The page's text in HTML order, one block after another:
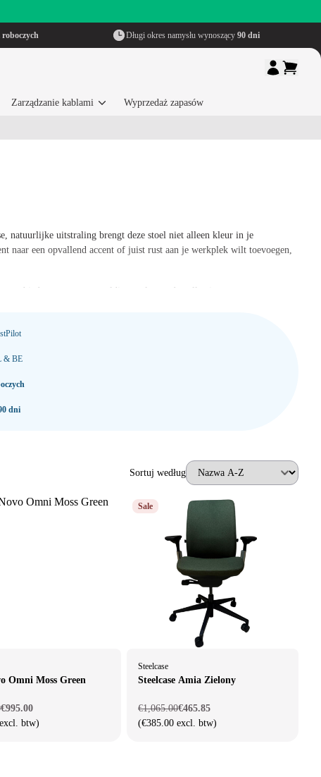
roboczych Długi okres namysłu wynoszący 90 dni
Zarządzanie kablami Wyprzedaż zapasów
natuurlijke uitstraling brengt deze stoel niet alleen kleur in je
naar een opvallend accent of juist rust aan je werkplek wilt toevoegen,
bieden we een zorgvuldig geselecteerde collectie groene
& BE
dni
Sortuj według
Omni Moss Green
€995.00
btw)
Sale
Steelcase
Steelcase Amia Zielony
€1,065.00€465.85
(€385.00 excl. btw)